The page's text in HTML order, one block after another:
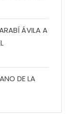
ÁVILA A
DE LA